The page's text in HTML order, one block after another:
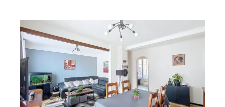
MARSEILLE 13013
66,16 m
2, 3 pièces
Ref : 9183
Appartement T3 à vendre
175 000 €